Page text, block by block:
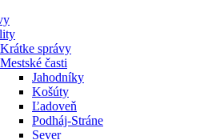
Krátke správy
Mestské časti
Jahodníky
Košúty
Ľadoveň
Podháj-Stráne
Sever